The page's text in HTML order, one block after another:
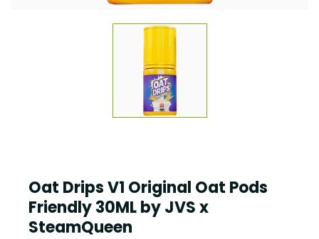
Oat Drips V1 Original Oat Pods
Friendly 30ML by JVS x
SteamQueen